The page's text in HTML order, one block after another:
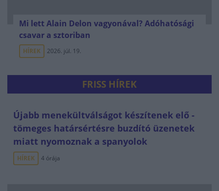
Mi lett Alain Delon vagyonával? Adóhatósági
csavar a sztoriban
HÍREK 2026. júl. 19.
FRISS HÍREK
Újabb menekültválságot készítenek elő -
tömeges határsértésre buzdító üzenetek
miatt nyomoznak a spanyolok
HÍREK 4 órája